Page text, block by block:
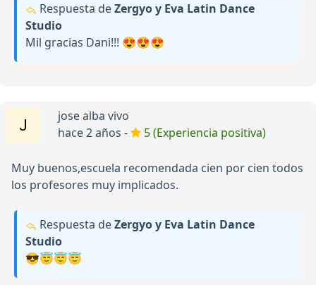
Respuesta deZergyo y Eva Latin Dance
Studio
Mil gracias Dani!!! 😍😍😍
jose alba vivo
hace 2 años -
5 (Experiencia positiva)
Muy buenos,escuela recomendada cien por cien todos
los profesores muy implicados.
Respuesta deZergyo y Eva Latin Dance
Studio
😎😇😇😇